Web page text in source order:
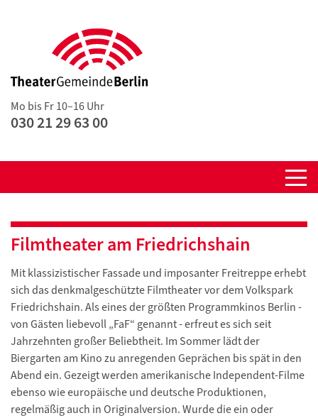
Mo bis Fr 10–16 Uhr
030 21 29 63 00
Filmtheater am Friedrichshain
Mit klassizistischer Fassade und imposanter Freitreppe erhebt
sich das denkmalgeschützte Filmtheater vor dem Volkspark
Friedrichshain. Als eines der größten Programmkinos Berlin -
von Gästen liebevoll „FaF“ genannt - erfreut es sich seit
Jahrzehnten großer Beliebtheit. Im Sommer lädt der
Biergarten am Kino zu anregenden Geprächen bis spät in den
Abend ein. Gezeigt werden amerikanische Independent-Filme
ebenso wie europäische und deutsche Produktionen,
regelmäßig auch in Originalversion. Wurde die ein oder